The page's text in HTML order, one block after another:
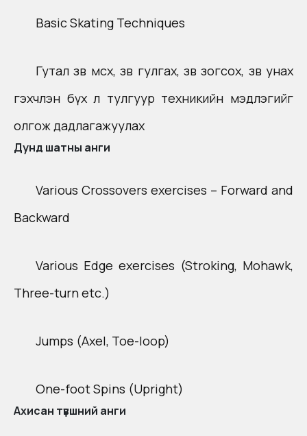
Basic Skating Techniques
Гутал зөв өмсөх, зөв гулгах, зөв зогсох, зөв унах
гэхчлэн бүх л тулгуур техникийн мэдлэгийг
олгож дадлагажуулах​
Дунд шатны анги
Various Crossovers exercises – Forward and
Backward​
Various Edge exercises ​(Stroking, Mohawk,
Three-turn etc.)​
Jumps ​(Axel, Toe-loop)​
One-foot Spins ​(Upright)​
Ахисан түвшний анги​